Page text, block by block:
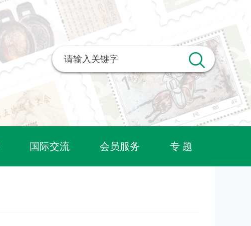
国际交流 会员服务 专 题